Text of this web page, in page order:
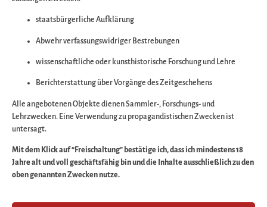
bitte die
Wir arbeiten an
großartigen Sache
schauen Sie bald
wieder vorbei!
staatsbürgerliche Aufklärung
Abwehr verfassungswidriger Bestrebungen
wissenschaftliche oder kunsthistorische Forschung und Lehre
Berichterstattung über Vorgänge des Zeitgeschehens
Alle angebotenen Objekte dienen Sammler-, Forschungs- und
Lehrzwecken. Eine Verwendung zu propagandistischen Zwecken ist
untersagt.
Mit dem Klick auf “Freischaltung” bestätige ich, dass ich mindestens 18
Jahre alt und voll geschäftsfähig bin und die Inhalte ausschließlich zu den
oben genannten Zwecken nutze.